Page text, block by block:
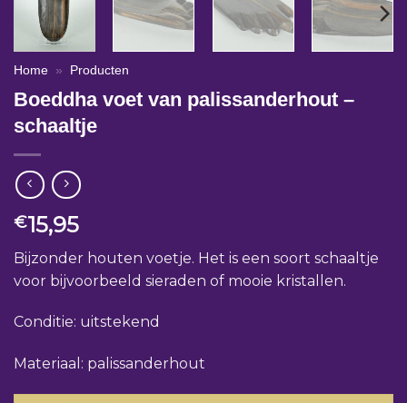
Home » Producten
Boeddha voet van palissanderhout –
schaaltje
€15,95
Bijzonder houten voetje. Het is een soort schaaltje
voor bijvoorbeeld sieraden of mooie kristallen.
Conditie: uitstekend
Materiaal: palissanderhout